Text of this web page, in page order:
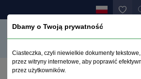
Dbamy o Twoją prywatność
Ciasteczka, czyli niewielkie dokumenty
przez witryny internetowe, aby poprawić
przez użytkowników.